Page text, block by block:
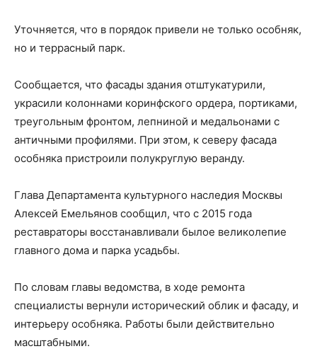
Уточняется, что в порядок привели не только особняк,
но и террасный парк.
Сообщается, что фасады здания отштукатурили,
украсили колоннами коринфского ордера, портиками,
треугольным фронтом, лепниной и медальонами с
античными профилями. При этом, к северу фасада
особняка пристроили полукруглую веранду.
Глава Департамента культурного наследия Москвы
Алексей Емельянов сообщил, что с 2015 года
реставраторы восстанавливали былое великолепие
главного дома и парка усадьбы.
По словам главы ведомства, в ходе ремонта
специалисты вернули исторический облик и фасаду, и
интерьеру особняка. Работы были действительно
масштабными.